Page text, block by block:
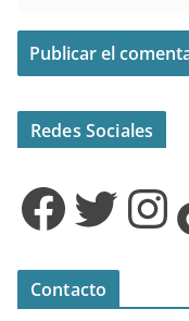
Redes Sociales
Facebook Twitter Instagram
Contacto